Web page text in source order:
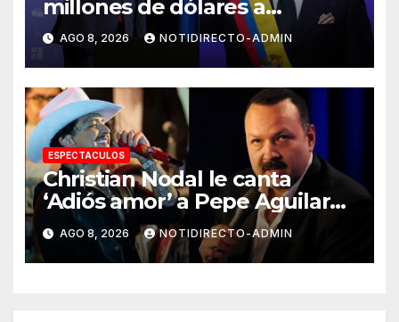
millones de dólares a
Colombia para reforzar
seguridad
AGO 8, 2026 NOTIDIRECTO-ADMIN
ESPECTACULOS
Christian Nodal le canta
‘Adiós amor’ a Pepe Aguilar
por su cumpleaños; redes
reaccionan
AGO 8, 2026 NOTIDIRECTO-ADMIN